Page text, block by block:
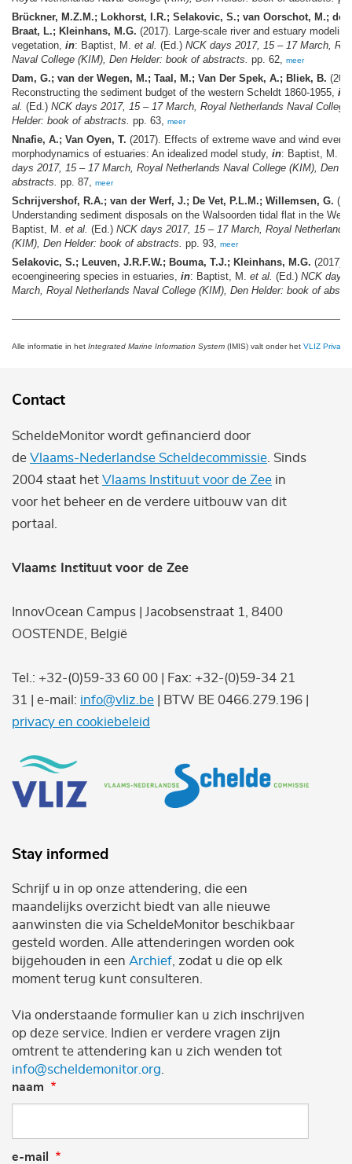
Brückner, M.Z.M.; Lokhorst, I.R.; Selakovic, S.; van Oorschot, M.; de
Braat, L.; Kleinhans, M.G. (2017). Large-scale river and estuary
vegetation, in: Baptist, M. et al. (Ed.) NCK days 2017, 15 – 17 March,
Naval College (KIM), Den Helder: book of abstracts. pp. 62, meer
Dam, G.; van der Wegen, M.; Taal, M.; Van Der Spek, A.; Bliek, B.
Reconstructing the sediment budget of the western Scheldt 1860-1955, in
al. (Ed.) NCK days 2017, 15 – 17 March, Royal Netherlands Naval
Helder: book of abstracts. pp. 63, meer
Nnafie, A.; Van Oyen, T. (2017). Effects of extreme wave and wind
morphodynamics of estuaries: An idealized model study, in: Baptist, M.
days 2017, 15 – 17 March, Royal Netherlands Naval College (KIM), Den
abstracts. pp. 87, meer
Schrijvershof, R.A.; van der Werf, J.; De Vet, P.L.M.; Willemsen, G.
Understanding sediment disposals on the Walsoorden tidal flat in the
Baptist, M. et al. (Ed.) NCK days 2017, 15 – 17 March, Royal Netherlands
(KIM), Den Helder: book of abstracts. pp. 93, meer
Selakovic, S.; Leuven, J.R.F.W.; Bouma, T.J.; Kleinhans, M.G. (2017).
ecoengineering species in estuaries, in: Baptist, M. et al. (Ed.) NCK days
March, Royal Netherlands Naval College (KIM), Den Helder: book of
Alle informatie in het Integrated Marine Information System (IMIS) valt onder het VLIZ Privacy
Contact
ScheldeMonitor wordt gefinancierd door
de Vlaams-Nederlandse Scheldecommissie . Sinds
2004 staat het Vlaams Instituut voor de Zee in
voor het beheer en de verdere uitbouw van dit
portaal.
Vlaams Instituut voor de Zee
InnovOcean Campus | Jacobsenstraat 1, 8400
OOSTENDE, België
Tel.: +32-(0)59-33 60 00 | Fax: +32-(0)59-34 21
31 | e-mail: info@vliz.be | BTW BE 0466.279.196 |
privacy en cookiebeleid
Stay informed
Schrijf u in op onze attendering, die een
maandelijks overzicht biedt van alle nieuwe
aanwinsten die via ScheldeMonitor beschikbaar
gesteld worden. Alle attenderingen worden ook
bijgehouden in een Archief , zodat u die op elk
moment terug kunt consulteren.
Via onderstaande formulier kan u zich inschrijven
op deze service. Indien er verdere vragen zijn
omtrent te attendering kan u zich wenden tot
info@scheldemonitor.org
naam
e-mail